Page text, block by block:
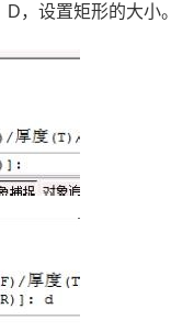
D，设置矩形的大小。